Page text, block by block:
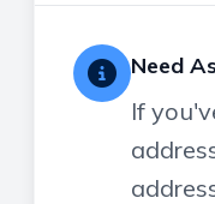
Need
If